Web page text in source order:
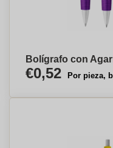
Bolígrafo con
€0,52 Por pieza,